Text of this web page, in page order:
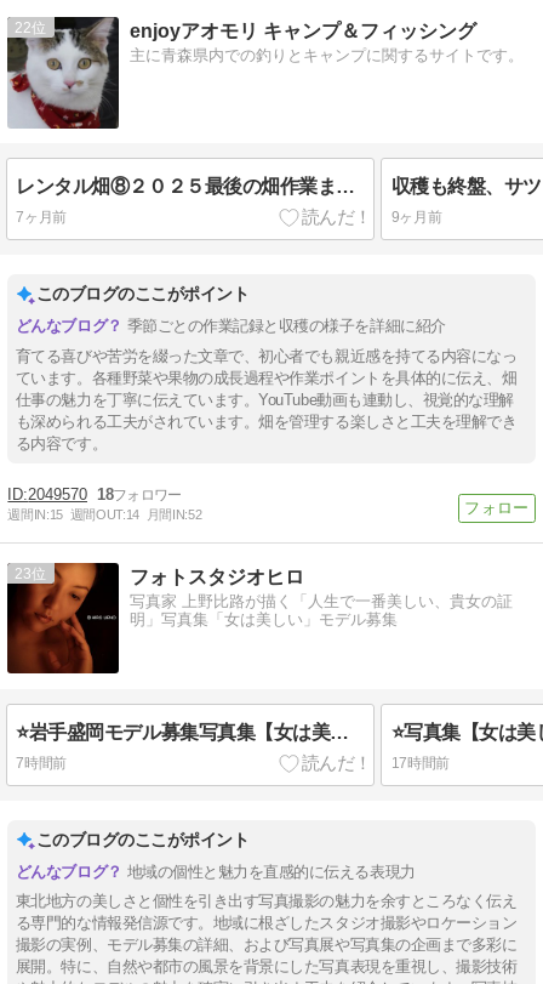
22 enjoyアオモリ キャンプ＆フィッシング
主に青森県内での釣りとキャンプに関するサイトです。
レンタル畑⑧２０２５最後の畑作業まで！
7ヶ月前 9ヶ月前
このブログのここがポイント
季節ごとの作業記録と収穫の様子を詳細に紹介
育てる喜びや苦労を綴った文章で、初心者でも親近感を持てる内容になっ
ています。各種野菜や果物の成長過程や作業ポイントを具体的に伝え、畑
仕事の魅力を丁寧に伝えています。YouTube動画も連動し、視覚的な理解
も深められる工夫がされています。畑を管理する楽しさと工夫を理解でき
る内容です。
2049570 18
週間IN:15 週間OUT:14 月間IN:52
23 フォトスタジオヒロ
写真家 上野比路が描く「人生で一番美しい、貴女の証
明」写真集「女は美しい」モデル募集
⭐岩手盛岡モデル募集写真集【女は美しい】
7時間前
⭐写真集【女は
17時間前
このブログのここがポイント
地域の個性と魅力を直感的に伝える表現力
東北地方の美しさと個性を引き出す写真撮影の魅力を余すところなく伝え
る専門的な情報発信源です。地域に根ざしたスタジオ撮影やロケーション
撮影の実例、モデル募集の詳細、および写真展や写真集の企画まで多彩に
展開。特に、自然や都市の風景を背景にした写真表現を重視し、撮影技術